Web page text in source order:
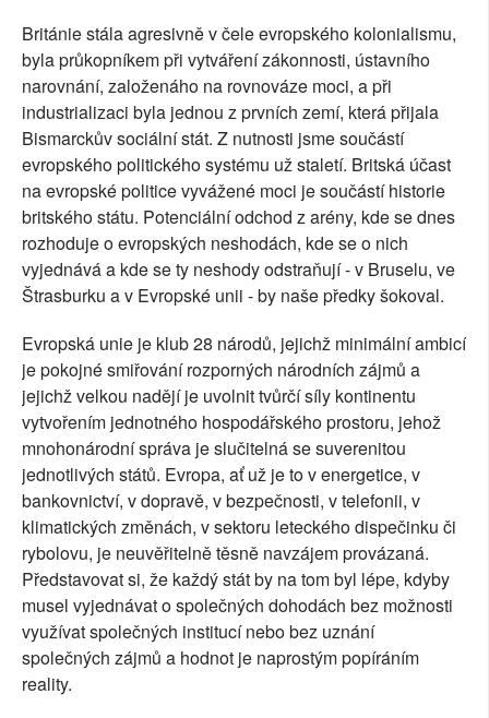
Británie stála agresivně v čele evropského kolonialismu,
byla průkopníkem při vytváření zákonnosti, ústavního
narovnání, založenáho na rovnováze moci, a při
industrializaci byla jednou z prvních zemí, která přijala
Bismarckův sociální stát. Z nutnosti jsme součástí
evropského politického systému už staletí. Britská účast
na evropské politice vyvážené moci je součástí historie
britského státu. Potenciální odchod z arény, kde se dnes
rozhoduje o evropských neshodách, kde se o nich
vyjednává a kde se ty neshody odstraňují - v Bruselu, ve
Štrasburku a v Evropské unii - by naše předky šokoval.
Evropská unie je klub 28 národů, jejichž minimální ambicí
je pokojné smiřování rozporných národních zájmů a
jejichž velkou nadějí je uvolnit tvůrčí síly kontinentu
vytvořením jednotného hospodářského prostoru, jehož
mnohonárodní správa je slučitelná se suverenitou
jednotlivých států. Evropa, ať už je to v energetice, v
bankovnictví, v dopravě, v bezpečnosti, v telefonii, v
klimatických změnách, v sektoru leteckého dispečinku či
rybolovu, je neuvěřitelně těsně navzájem provázaná.
Představovat si, že každý stát by na tom byl lépe, kdyby
musel vyjednávat o společných dohodách bez možnosti
využívat společných institucí nebo bez uznání
společných zájmů a hodnot je naprostým popíráním
reality.